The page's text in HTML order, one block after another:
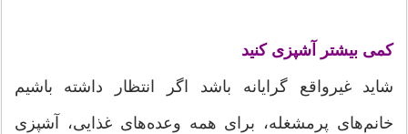
کمی بیشتر آشپزی کنید
شاید غیرواقع گرایانه باشد اگر انتظار داشته باشیم
خانم‌های پرمشغله، برای همه وعده‌های غذایی، آشپزی